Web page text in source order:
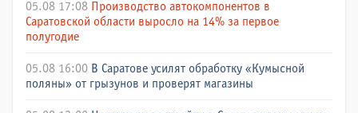
05.08 17:08 Производство автокомпонентов в
Саратовской области выросло на 14% за первое
полугодие
05.08 16:00 В Саратове усилят обработку «Кумысной
поляны» от грызунов и проверят магазины